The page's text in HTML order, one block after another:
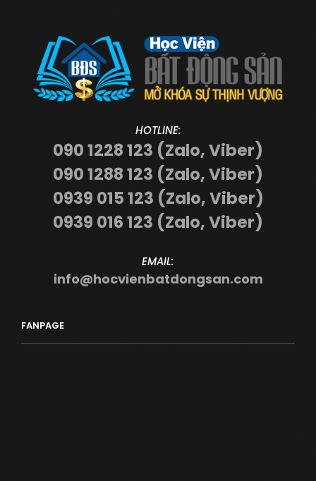
HOTLINE:
090 1228 123 (Zalo, Viber)
090 1288 123 (Zalo, Viber)
0939 015 123 (Zalo, Viber)
0939 016 123 (Zalo, Viber)
EMAIL:
info@hocvienbatdongsan.com
FANPAGE